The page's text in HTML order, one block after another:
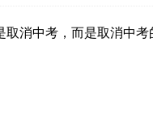
消中考，而是取消中考